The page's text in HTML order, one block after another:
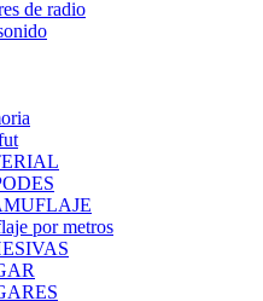
de radio
por metros